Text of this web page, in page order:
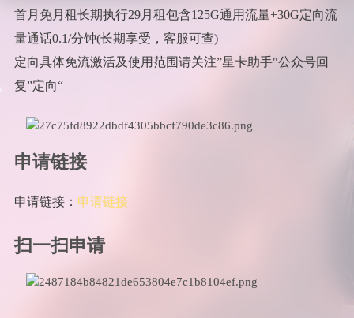
首月免月租长期执行29月租包含125G通用流量+30G定向流
量通话0.1/分钟(长期享受，客服可查)
定向具体免流激活及使用范围请关注”星卡助手"公众号回
复”定向“
申请链接
申请链接： 申请链接
扫一扫申请